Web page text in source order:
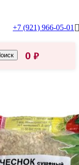
+7 (921) 966-05-01
0 ₽